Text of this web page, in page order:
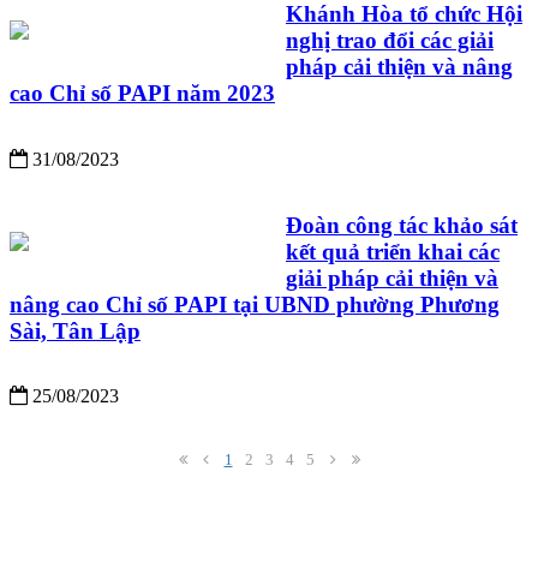
Khánh Hòa tổ chức Hội
nghị trao đổi các giải
pháp cải thiện và nâng
cao Chỉ số PAPI năm 2023
31/08/2023
Đoàn công tác khảo sát
kết quả triển khai các
giải pháp cải thiện và
nâng cao Chỉ số PAPI tại UBND phường Phương
Sài, Tân Lập
25/08/2023
1 2 3 4 5